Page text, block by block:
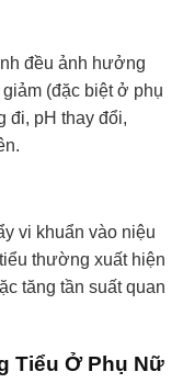
đều ảnh hưởng
(đặc biệt ở phụ
đi, pH thay đổi,
vi khuẩn vào niệu
thường xuất hiện
tăng tần suất quan
Tiểu Ở Phụ Nữ